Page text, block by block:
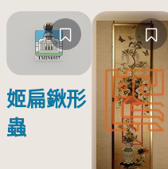
姬扁鍬形
蟲